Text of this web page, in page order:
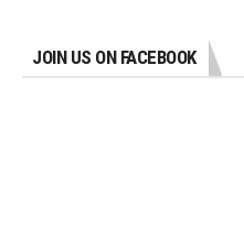
JOIN US ON FACEBOOK